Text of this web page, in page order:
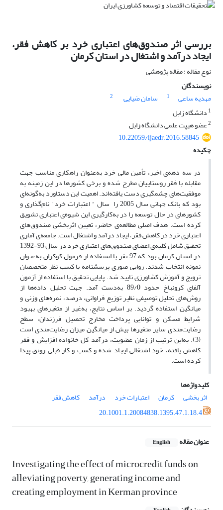
بررسی اثر صندوق‌های اعتباری خرد بر کاهش فقر،
ایجاد درآمد و اشتغال در استان کرمان
نوع مقاله : مقاله پژوهشی
نویسندگان
مهدیه ساعی
1 سامان ضیایی
2
1 دانشگاه زابل
2عضو هیپت علمی دانشگاه زابل
10.22059/ijaedr.2016.58845
چکیده
در سه دهه‌ی اخیر، تأمین مالی خرد به‌عنوان راهکاری مناسب جهت
مقابله با فقر روستاییان مطرح شده و برخی کشورها در این زمینه به
موفقیت‌های چشمگیری دست یافته‌اند. اهمیت این دستاورد به‌گونه‌ای
بود که بانک جهانی سال 2005 را سال " اعتبارات خرد" نام‌گذاری و
کشورهای در حال توسعه را در به‌کارگیری این شیوه‌ی اعتباری تشویق
کرده است. هدف اصلی مطالعه‌ی حاضر، تعیین اثربخشی صندوق‌های
اعتباری خرد در کاهش فقر، ایجاد درآمد و اشتغال است. جامعه‌ی آماری
تحقیق شامل کلیه‌ی اعضای صندوق‌های اعتباری خرد در سال 93-1392
در استان کرمان بود که 97 نفر با استفاده از فرمول کوکران به‌عنوان
نمونه انتخاب شدند. روایی صوری پرسشنامه با کسب نظر متخصصان
ترویج و آموزش کشاورزی تایید شد. پایایی تحقیق با استفاده از آزمون
آلفای کرونباخ حدود 89/0 به‌دست آمد. جهت تحلیل داده‌ها از
روش‌های تحلیل توصیفی نظیر توزیع فراوانی، درصد، نمره‌های وزنی و
میانگین استفاده گردید. بر اساس نتایج، به‌غیر از متغیرهای بهبود
شرایط مسکن و توانایی پرداخت مخارج تحصیل فرزندان، سطح
رضایت‌مندی سایر متغیرها بیش از میانگین میزان رضایت‌مندی است
(3). به‌این ترتیب از زمان عضویت، درآمد کل خانواده افزایش و فقر
کاهش یافته، خود اشتغالی ایجاد شده و کسب و کار قبلی رونق پیدا
کرده است.
کلیدواژه‌ها
اثر بخشی
کرمان اعتبارات خرد درآمد
کاهش فقر
20.1001.1.20084838.1395.47.1.18.4
عنوان مقاله English
Investigating the effect of microcredit funds on
alleviating poverty, generating income and
creating employment in Kerman province